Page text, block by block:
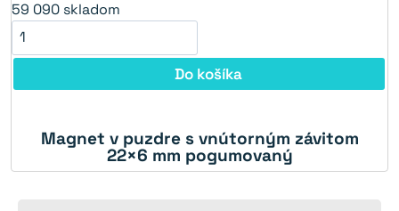
59 090 skladom
Do košíka
Magnet v puzdre s vnútorným závitom
22×6 mm pogumovaný